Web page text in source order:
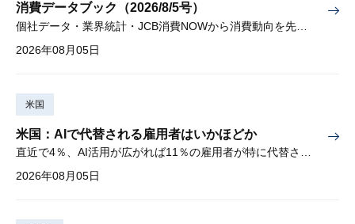
消費データブック（2026/8/5号）
2026年08月05日
米国
米国：AIで代替される雇用者はいかほどか
直近で4％、AI活用が広がれば11％の雇用者が特に代替されやすい
2026年08月05日